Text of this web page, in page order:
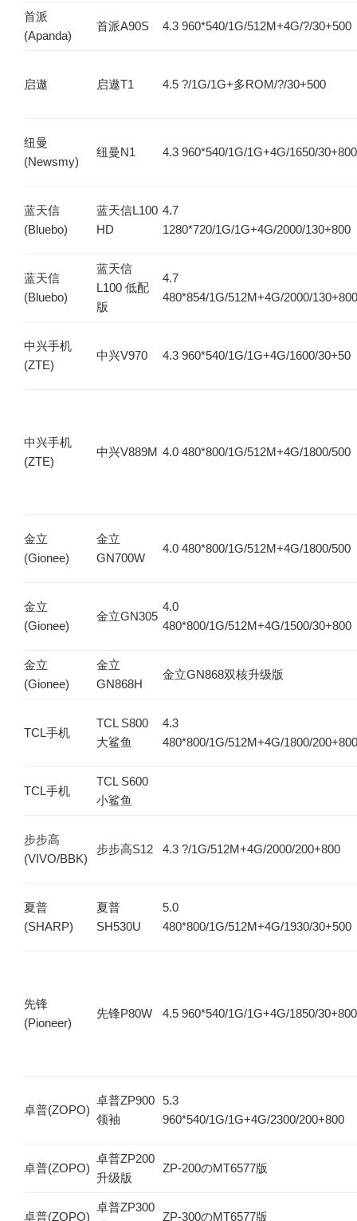
首派
(Apanda)
首派A90S 4.3 960*540/1G/512M+4G/?/30+500
启遨 启遨T1 4.5 ?/1G/1G+多ROM/?/30+500
纽曼
(Newsmy)
纽曼N1 4.3 960*540/1G/1G+4G/1650/30+800
蓝天信
(Bluebo)
蓝天信L100
HD
4.7
1280*720/1G/1G+4G/2000/130+800
蓝天信
(Bluebo)
蓝天信
L100 低配
版
4.7
480*854/1G/512M+4G/2000/130+800
中兴手机
(ZTE)
中兴V970 4.3 960*540/1G/1G+4G/1600/30+50
中兴手机
(ZTE)
中兴V889M 4.0 480*800/1G/512M+4G/1800/500
金立
(Gionee)
金立
GN700W
4.0 480*800/1G/512M+4G/1800/500
金立
(Gionee)
金立GN305
4.0
480*800/1G/512M+4G/1500/30+800
金立
(Gionee)
金立
GN868H
金立GN868双核升级版
TCL手机
TCL S800
大鲨鱼
4.3
480*800/1G/512M+4G/1800/200+800
TCL手机
TCL S600
小鲨鱼
步步高
(VIVO/BBK)
步步高S12 4.3 ?/1G/512M+4G/2000/200+800
夏普
(SHARP)
夏普
SH530U
5.0
480*800/1G/512M+4G/1930/30+500
先锋
(Pioneer)
先锋P80W 4.5 960*540/1G/1G+4G/1850/30+800
卓普(ZOPO)
卓普ZP900
领袖
5.3
960*540/1G/1G+4G/2300/200+800
卓普(ZOPO)
卓普ZP200
升级版
ZP-200のMT6577版
卓普(ZOPO)
卓普ZP300
ZP-300のMT6577版